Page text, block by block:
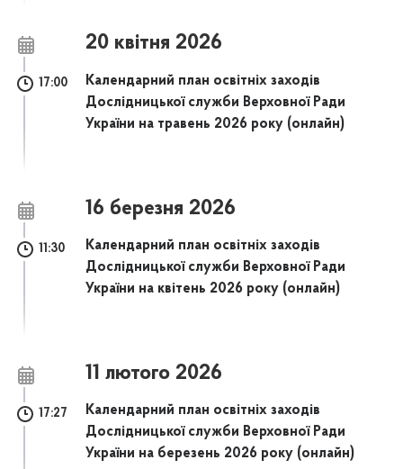
20 квітня 2026
17:00
Календарний план освітніх заходів
Дослідницької служби Верховної Ради
України на травень 2026 року (онлайн)
16 березня 2026
11:30
Календарний план освітніх заходів
Дослідницької служби Верховної Ради
України на квітень 2026 року (онлайн)
11 лютого 2026
17:27
Календарний план освітніх заходів
Дослідницької служби Верховної Ради
України на березень 2026 року (онлайн)